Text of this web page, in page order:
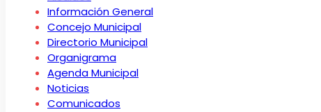
Información General
Concejo Municipal
Directorio Municipal
Organigrama
Agenda Municipal
Noticias
Comunicados